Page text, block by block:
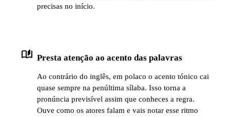
precisas no início.
auto_stories Presta atenção ao acento das palavras
Ao contrário do inglês, em polaco o acento tónico cai
quase sempre na penúltima sílaba. Isso torna a
pronúncia previsível assim que conheces a regra.
Ouve como os atores falam e vais notar esse ritmo